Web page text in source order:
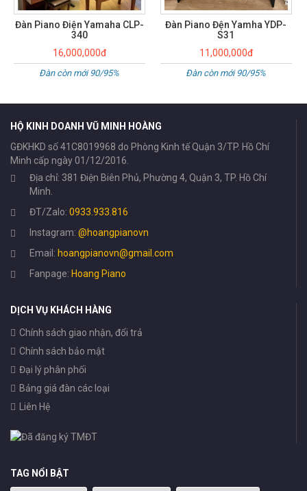
Đàn Piano Đện Yamha YDP-
S31
11,000,000đ
Đàn còn mới 90/95%
HỘ KINH DOANH VŨ MINH HOÀNG
GĐKHKD số 41C8019968 do Phòng Kinh tế Quận 3/TP. Hồ Chí
Minh cấp ngày 01/12/2016.
Địa chỉ: 381 Điện Biên Phủ, Phường 4, Quận 3, TP. Hồ Chí
Minh.
ĐT/Zalo: 0933.933.816
Instagram: @hoangpianovn
Email: hoangpianovn@gmail.com
Fanpage: Hoang Piano
DỊCH VỤ KHÁCH HÀNG
Chính sách giao nhận, đổi trả
Chính sách bảo mật
Đại lý phân phối
Bảng giá đàn các loại
Liên Hệ
TAG NỔI BẬT